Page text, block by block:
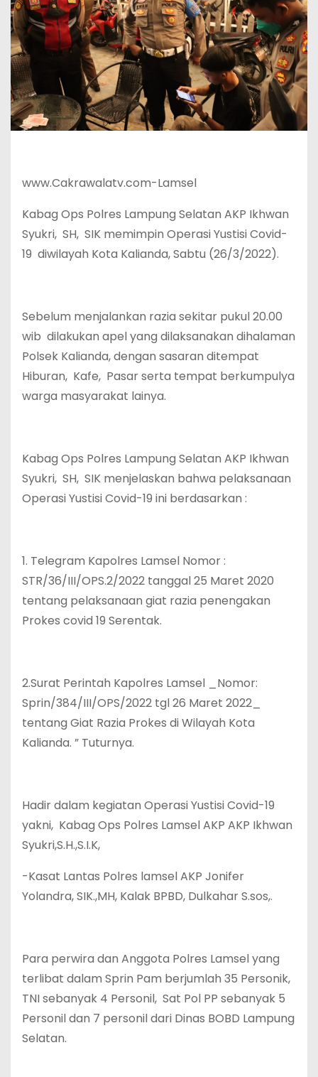
www.Cakrawalatv.com-Lamsel
Kabag Ops Polres Lampung Selatan AKP Ikhwan
Syukri, SH, SIK memimpin Operasi Yustisi Covid-
19 diwilayah Kota Kalianda, Sabtu (26/3/2022).
Sebelum menjalankan razia sekitar pukul 20.00
wib dilakukan apel yang dilaksanakan dihalaman
Polsek Kalianda, dengan sasaran ditempat
Hiburan, Kafe, Pasar serta tempat berkumpulya
warga masyarakat lainya.
Kabag Ops Polres Lampung Selatan AKP Ikhwan
Syukri, SH, SIK menjelaskan bahwa pelaksanaan
Operasi Yustisi Covid-19 ini berdasarkan :
1. Telegram Kapolres Lamsel Nomor :
STR/36/III/OPS.2/2022 tanggal 25 Maret 2020
tentang pelaksanaan giat razia penengakan
Prokes covid 19 Serentak.
2.Surat Perintah Kapolres Lamsel _Nomor:
Sprin/384/III/OPS/2022 tgl 26 Maret 2022_
tentang Giat Razia Prokes di Wilayah Kota
Kalianda. ” Tuturnya.
Hadir dalam kegiatan Operasi Yustisi Covid-19
yakni, Kabag Ops Polres Lamsel AKP AKP Ikhwan
Syukri,S.H.,S.I.K,
-Kasat Lantas Polres lamsel AKP Jonifer
Yolandra, SIK.,MH, Kalak BPBD, Dulkahar S.sos,.
Para perwira dan Anggota Polres Lamsel yang
terlibat dalam Sprin Pam berjumlah 35 Personik,
TNI sebanyak 4 Personil, Sat Pol PP sebanyak 5
Personil dan 7 personil dari Dinas BOBD Lampung
Selatan.